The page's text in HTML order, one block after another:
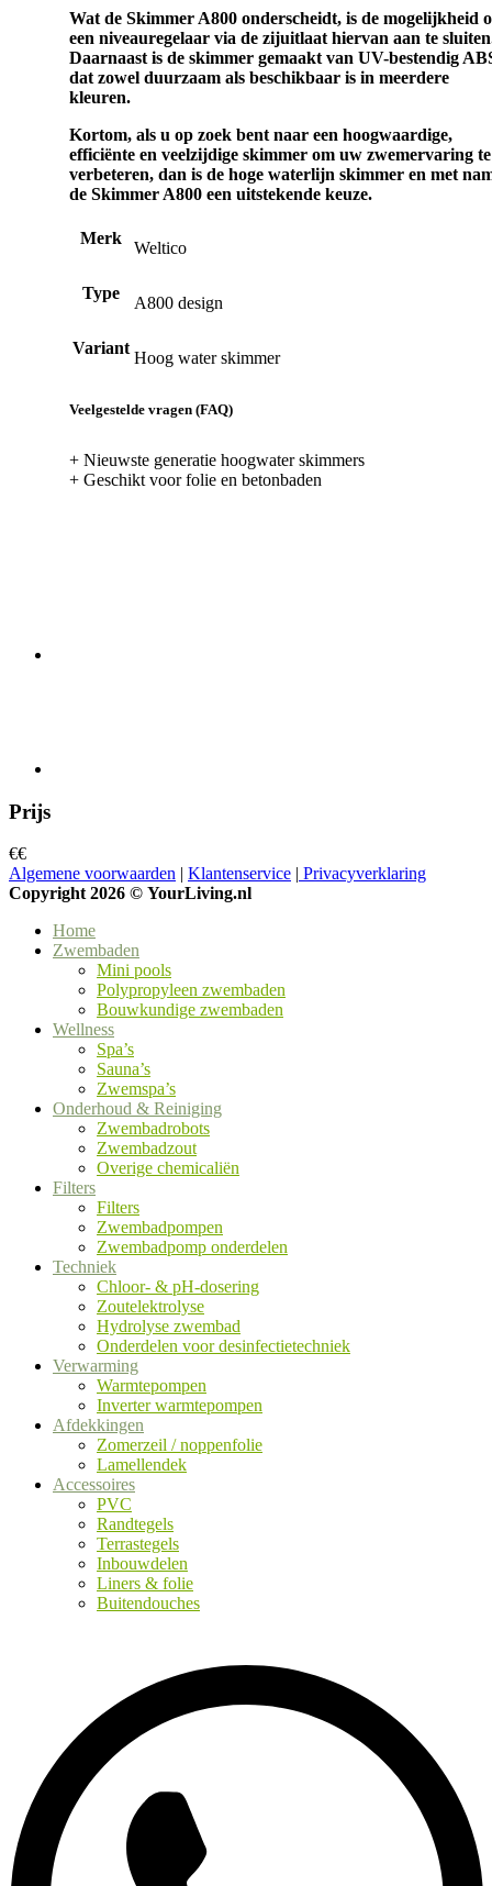
Wat de Skimmer A800 onderscheidt, is de mogelijkheid
een niveauregelaar via de zijuitlaat hiervan aan te
Daarnaast is de skimmer gemaakt van UV-bestendig
dat zowel duurzaam als beschikbaar is in meerdere
kleuren.
Kortom, als u op zoek bent naar een hoogwaardige,
efficiënte en veelzijdige skimmer om uw zwemervaring te
verbeteren, dan is de hoge waterlijn skimmer en met
de Skimmer A800 een uitstekende keuze.
Merk
Weltico
Type
A800 design
Variant
Hoog water skimmer
Veelgestelde vragen (FAQ)
+ Nieuwste generatie hoogwater skimmers
+ Geschikt voor folie en betonbaden
Prijs
€€
Algemene voorwaarden | Klantenservice | Privacyverklaring
Copyright 2026 © YourLiving.nl
Home
Zwembaden
Mini pools
Polypropyleen zwembaden
Bouwkundige zwembaden
Wellness
Spa’s
Sauna’s
Zwemspa’s
Onderhoud & Reiniging
Zwembadrobots
Zwembadzout
Overige chemicaliën
Filters
Filters
Zwembadpompen
Zwembadpomp onderdelen
Techniek
Chloor- & pH-dosering
Zoutelektrolyse
Hydrolyse zwembad
Onderdelen voor desinfectietechniek
Verwarming
Warmtepompen
Inverter warmtepompen
Afdekkingen
Zomerzeil / noppenfolie
Lamellendek
Accessoires
PVC
Randtegels
Terrastegels
Inbouwdelen
Liners & folie
Buitendouches